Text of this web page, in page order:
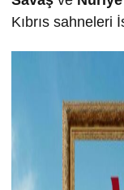
Kıbrıs sahneleri